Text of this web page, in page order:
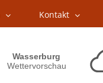
Kontakt